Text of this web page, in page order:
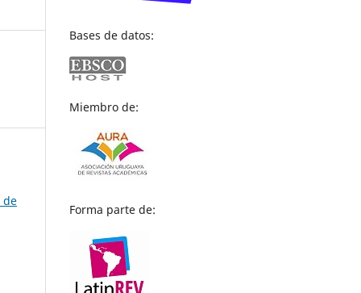
de
Bases de datos:
Miembro de:
Forma parte de: